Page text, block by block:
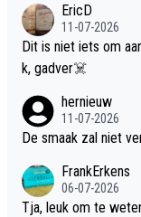
EricD
11-07-2026
Dit is niet iets om
k, gadver☠️
hernieuw
11-07-2026
De smaak zal niet
FrankErkens
06-07-2026
Tja, leuk om te